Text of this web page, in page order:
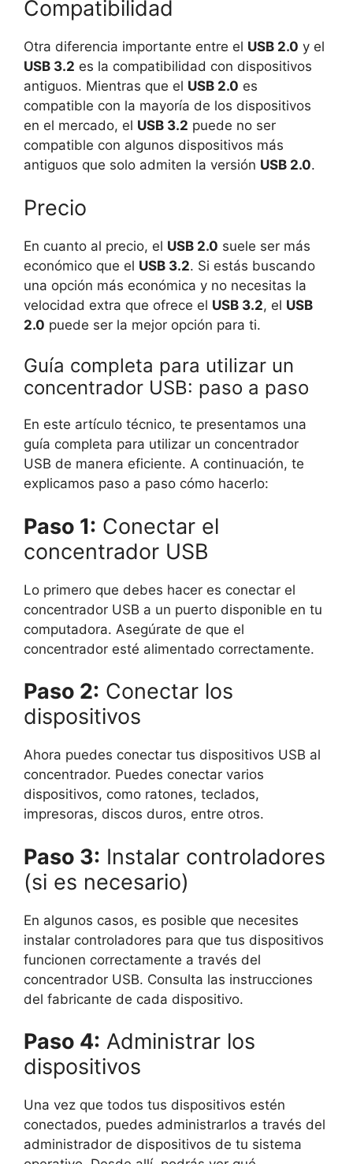
Compatibilidad
Otra diferencia importante entre el USB 2.0 y el
USB 3.2 es la compatibilidad con dispositivos
antiguos. Mientras que el USB 2.0 es
compatible con la mayoría de los dispositivos
en el mercado, el USB 3.2 puede no ser
compatible con algunos dispositivos más
antiguos que solo admiten la versión USB 2.0.
Precio
En cuanto al precio, el USB 2.0 suele ser más
económico que el USB 3.2. Si estás buscando
una opción más económica y no necesitas la
velocidad extra que ofrece el USB 3.2, el USB
2.0 puede ser la mejor opción para ti.
Guía completa para utilizar un
concentrador USB: paso a paso
En este artículo técnico, te presentamos una
guía completa para utilizar un concentrador
USB de manera eficiente. A continuación, te
explicamos paso a paso cómo hacerlo:
Paso 1: Conectar el
concentrador USB
Lo primero que debes hacer es conectar el
concentrador USB a un puerto disponible en tu
computadora. Asegúrate de que el
concentrador esté alimentado correctamente.
Paso 2: Conectar los
dispositivos
Ahora puedes conectar tus dispositivos USB al
concentrador. Puedes conectar varios
dispositivos, como ratones, teclados,
impresoras, discos duros, entre otros.
Paso 3: Instalar controladores
(si es necesario)
En algunos casos, es posible que necesites
instalar controladores para que tus dispositivos
funcionen correctamente a través del
concentrador USB. Consulta las instrucciones
del fabricante de cada dispositivo.
Paso 4: Administrar los
dispositivos
Una vez que todos tus dispositivos estén
conectados, puedes administrarlos a través del
administrador de dispositivos de tu sistema